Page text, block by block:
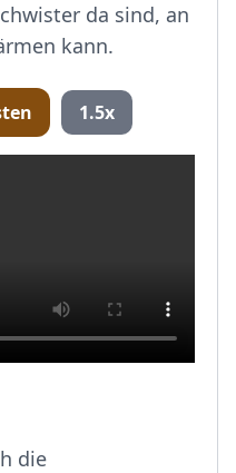
da sind, an
kann.
1.5x
die